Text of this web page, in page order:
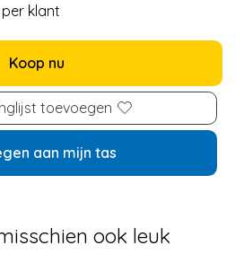
per klant
Koop nu
toevoegen
aan mijn tas
ook leuk